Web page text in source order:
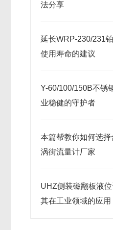
法分享
延长WRP-230/231
使用寿命的建议
Y-60/100/150B不锈
业稳健的守护者
本篇帮教你如何选择
涡街流量计厂家
UHZ侧装磁翻板液
其在工业领域的应用